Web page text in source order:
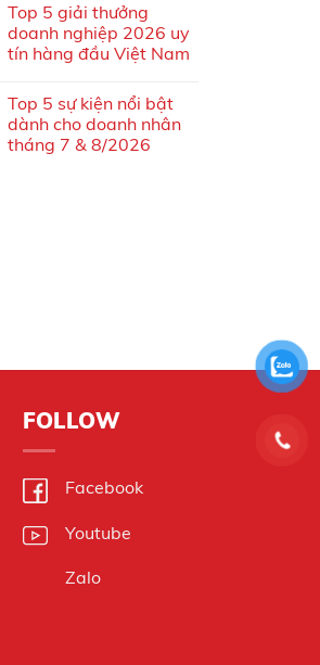
Top 5 giải thưởng
doanh nghiệp 2026 uy
tín hàng đầu Việt Nam
Top 5 sự kiện nổi bật
dành cho doanh nhân
tháng 7 & 8/2026
FOLLOW
Facebook
Youtube
Zalo